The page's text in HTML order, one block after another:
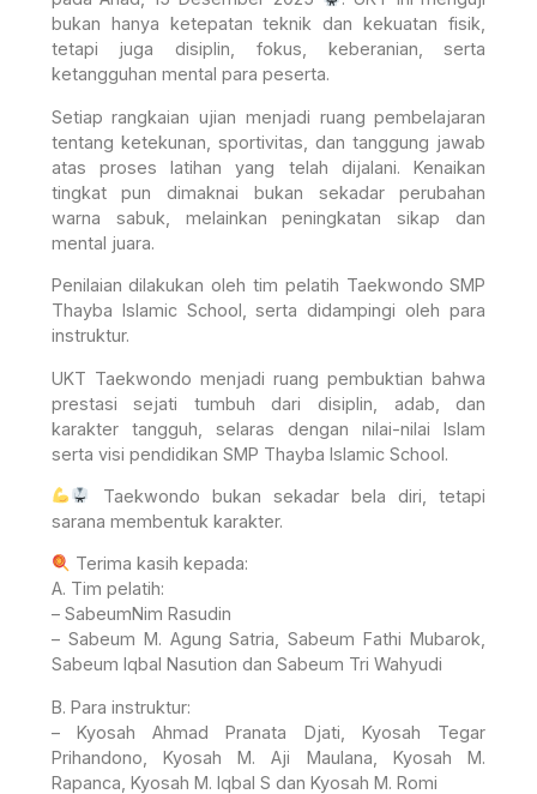
bukan hanya ketepatan teknik dan kekuatan fisik,
tetapi juga disiplin, fokus, keberanian, serta
ketangguhan mental para peserta.
Setiap rangkaian ujian menjadi ruang pembelajaran
tentang ketekunan, sportivitas, dan tanggung jawab
atas proses latihan yang telah dijalani. Kenaikan
tingkat pun dimaknai bukan sekadar perubahan
warna sabuk, melainkan peningkatan sikap dan
mental juara.
Penilaian dilakukan oleh tim pelatih Taekwondo SMP
Thayba Islamic School, serta didampingi oleh para
instruktur.
UKT Taekwondo menjadi ruang pembuktian bahwa
prestasi sejati tumbuh dari disiplin, adab, dan
karakter tangguh, selaras dengan nilai-nilai Islam
serta visi pendidikan SMP Thayba Islamic School.
Taekwondo bukan sekadar bela diri, tetapi
sarana membentuk karakter.
Terima kasih kepada:
A. Tim pelatih:
– SabeumNim Rasudin
– Sabeum M. Agung Satria, Sabeum Fathi Mubarok,
Sabeum Iqbal Nasution dan Sabeum Tri Wahyudi
B. Para instruktur:
– Kyosah Ahmad Pranata Djati, Kyosah Tegar
Prihandono, Kyosah M. Aji Maulana, Kyosah M.
Rapanca, Kyosah M. Iqbal S dan Kyosah M. Romi